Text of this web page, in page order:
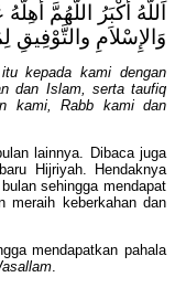
اَللَّهُ أَكْبَرُ اللَّهُمَّ
وَالإِسْلاَمِ والتَّوْفِيقِ
kepada kami dengan
dan Islam, serta taufiq
kami, Rabb kamidan
lainnya. Dibaca juga
Hijriyah. Hendaknya
sehingga mendapat
meraih keberkahan dan
mendapatkan pahala
.